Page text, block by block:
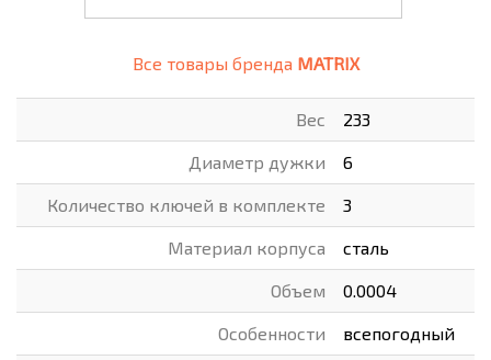
Все товары бренда MATRIX
Вес 233
Диаметр дужки 6
Количество ключей в комплекте 3
Материал корпуса сталь
Объем 0.0004
Особенности всепогодный